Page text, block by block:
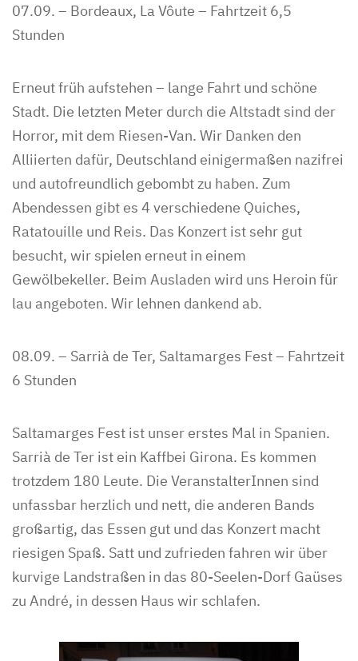
07.09. – Bordeaux, La Vôute – Fahrtzeit 6,5
Stunden
Erneut früh aufstehen – lange Fahrt und schöne
Stadt. Die letzten Meter durch die Altstadt sind der
Horror, mit dem Riesen-Van. Wir Danken den
Alliierten dafür, Deutschland einigermaßen nazifrei
und autofreundlich gebombt zu haben. Zum
Abendessen gibt es 4 verschiedene Quiches,
Ratatouille und Reis. Das Konzert ist sehr gut
besucht, wir spielen erneut in einem
Gewölbekeller. Beim Ausladen wird uns Heroin für
lau angeboten. Wir lehnen dankend ab.
08.09. – Sarrià de Ter, Saltamarges Fest – Fahrtzeit
6 Stunden
Saltamarges Fest ist unser erstes Mal in Spanien.
Sarrià de Ter ist ein Kaffbei Girona. Es kommen
trotzdem 180 Leute. Die VeranstalterInnen sind
unfassbar herzlich und nett, die anderen Bands
großartig, das Essen gut und das Konzert macht
riesigen Spaß. Satt und zufrieden fahren wir über
kurvige Landstraßen in das 80-Seelen-Dorf Gaüses
zu André, in dessen Haus wir schlafen.